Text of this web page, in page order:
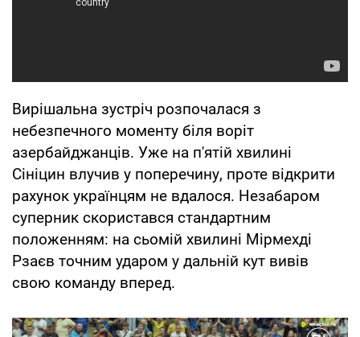
Вирішальна зустріч розпочалася з
небезпечного моменту біля воріт
азербайджанців. Уже на п'ятій хвилині
Сініцин влучив у поперечину, проте відкрити
рахунок українцям не вдалося. Незабаром
суперник скористався стандартним
положенням: на сьомій хвилині Мірмехді
Рзаєв точним ударом у дальній кут вивів
свою команду вперед.